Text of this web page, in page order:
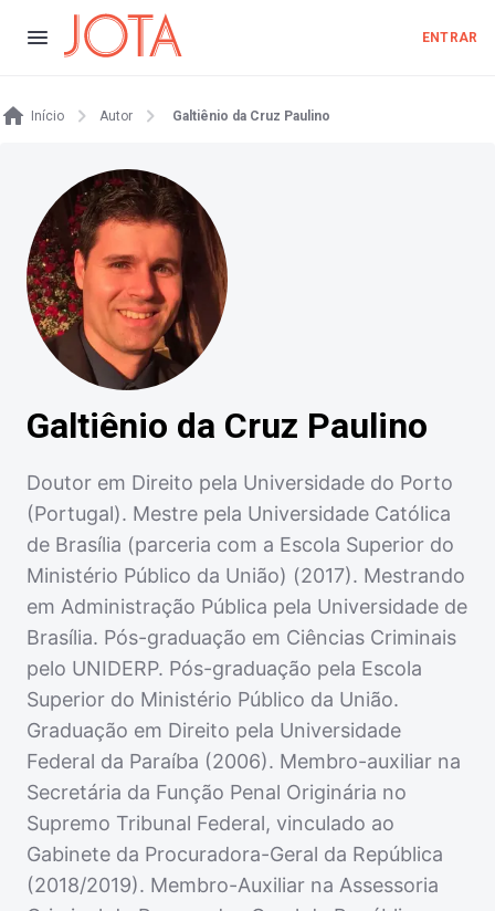
ENTRAR
Início Autor Galtiênio da Cruz Paulino
Galtiênio da Cruz Paulino
Doutor em Direito pela Universidade do Porto
(Portugal). Mestre pela Universidade Católica
de Brasília (parceria com a Escola Superior do
Ministério Público da União) (2017). Mestrando
em Administração Pública pela Universidade de
Brasília. Pós-graduação em Ciências Criminais
pelo UNIDERP. Pós-graduação pela Escola
Superior do Ministério Público da União.
Graduação em Direito pela Universidade
Federal da Paraíba (2006). Membro-auxiliar na
Secretária da Função Penal Originária no
Supremo Tribunal Federal, vinculado ao
Gabinete da Procuradora-Geral da República
(2018/2019). Membro-Auxiliar na Assessoria